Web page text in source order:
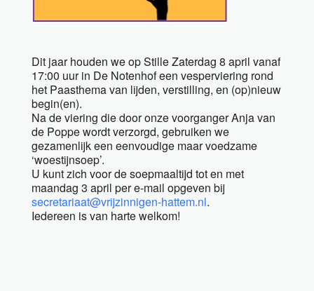
Dit jaar houden we op Stille Zaterdag 8 april vanaf
17:00 uur in De Notenhof een vesperviering rond
het Paasthema van lijden, verstilling, en (op)nieuw
begin(en).
Na de viering die door onze voorganger Anja van
de Poppe wordt verzorgd, gebruiken we
gezamenlijk een eenvoudige maar voedzame
‘woestijnsoep’.
U kunt zich voor de soepmaaltijd tot en met
maandag 3 april per e-mail opgeven bij
secretariaat@vrijzinnigen-hattem.nl.
Iedereen is van harte welkom!